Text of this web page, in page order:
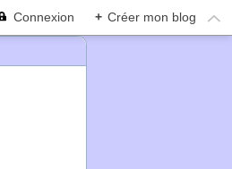
Connexion + Créer mon blog